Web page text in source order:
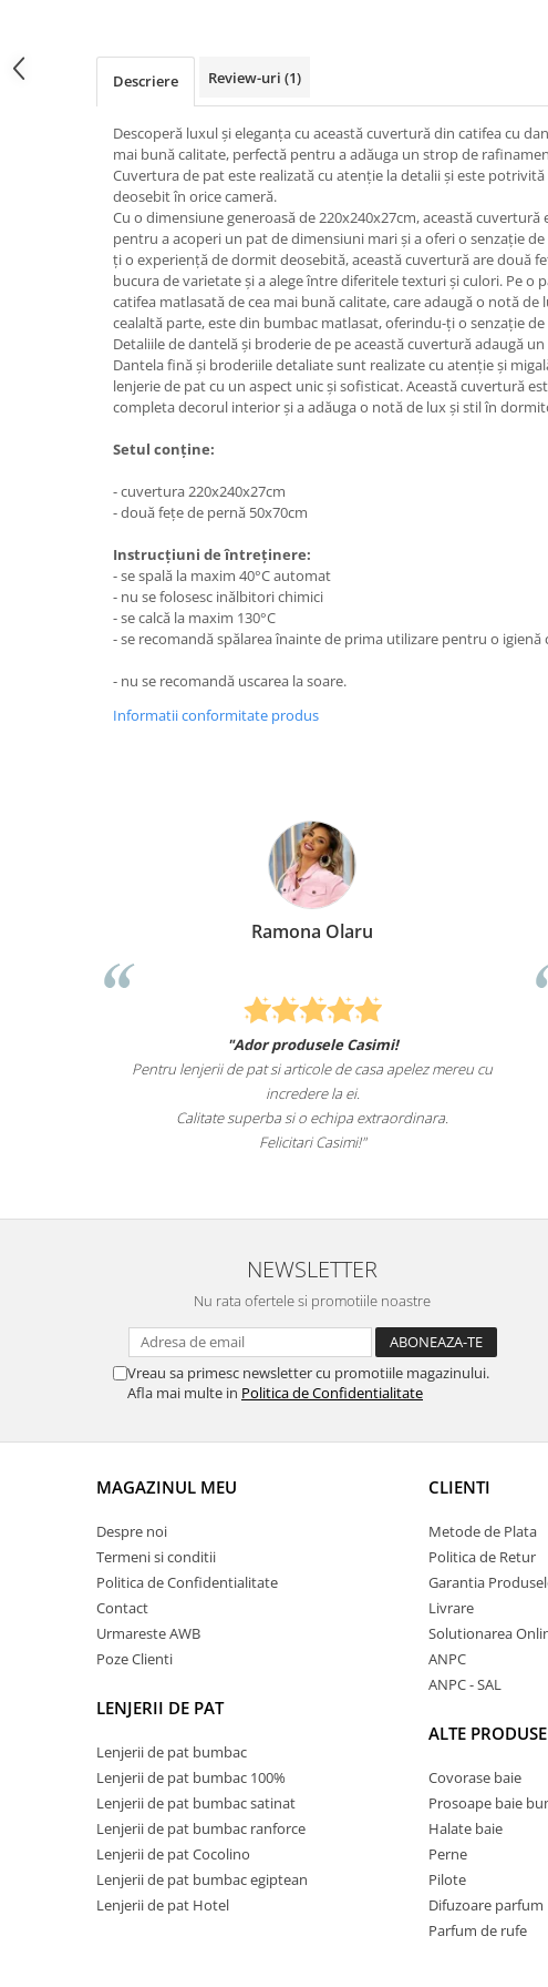
Descriere Review-uri (1)
Descoperă luxul și eleganța cu această cuvertură din catifea cu
mai bună calitate, perfectă pentru a adăuga un strop de
Cuvertura de pat este realizată cu atenție la detalii și este
deosebit în orice cameră.
Cu o dimensiune generoasă de 220x240x27cm, această
pentru a acoperi un pat de dimensiuni mari și a oferi o senzație
ți o experiență de dormit deosebită, această cuvertură are două
bucura de varietate și a alege între diferitele texturi și culori. Pe o
catifea matlasată de cea mai bună calitate, care adaugă o notă de
cealaltă parte, este din bumbac matlasat, oferindu-ți o senzație
Detaliile de dantelă și broderie de pe această cuvertură adaugă
Dantela fină și broderiile detaliate sunt realizate cu atenție și
lenjerie de pat cu un aspect unic și sofisticat. Această cuvertură
completa decorul interior și a adăuga o notă de lux și stil în
Setul conține:
- cuvertura 220x240x27cm
- două fețe de pernă 50x70cm
Instrucțiuni de întreținere:
- se spală la maxim 40°C automat
- nu se folosesc inălbitori chimici
- se calcă la maxim 130°C
- se recomandă spălarea înainte de prima utilizare pentru o igienă
- nu se recomandă uscarea la soare.
Informatii conformitate produs
de pat si articole de casa apelez mereu cu
superba si o echipa extraordinara.
Felcitari oameni minunati
sunteti cei mai buni.
Recomand cu
NEWSLETTER
Nu rata ofertele si promotiile noastre
Vreau sa primesc newsletter cu promotiile magazinului.
Afla mai multe in Politica de Confidentialitate
MAGAZINUL MEU
Despre noi
Termeni si conditii
Politica de Confidentialitate
Contact
Urmareste AWB
Poze Clienti
LENJERII DE PAT
Lenjerii de pat bumbac
Lenjerii de pat bumbac 100%
Lenjerii de pat bumbac satinat
Lenjerii de pat bumbac ranforce
Lenjerii de pat Cocolino
Lenjerii de pat bumbac egiptean
Lenjerii de pat Hotel
CLIENTI
Metode de Plata
Politica de Retur
Garantia
Livrare
Solutionarea
ANPC
ANPC - SAL
ALTE PRODUSE
Covorase baie
Prosoape baie
Halate baie
Perne
Pilote
Difuzoare parfum
Parfum de rufe